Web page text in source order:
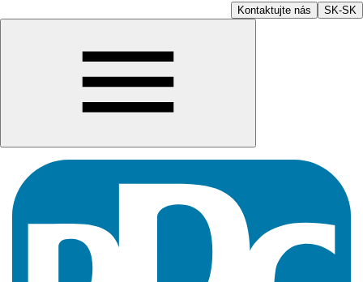
Kontaktujte nás SK-SK